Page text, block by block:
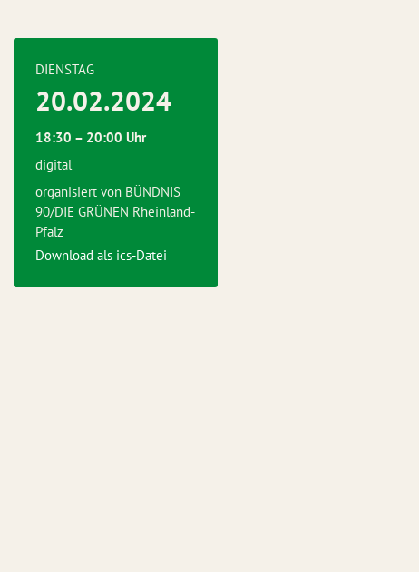
DIENSTAG
20.02.2024
18:30 – 20:00 Uhr
digital
organisiert von BÜNDNIS
90/DIE GRÜNEN Rheinland-
Pfalz
Download als ics-Datei